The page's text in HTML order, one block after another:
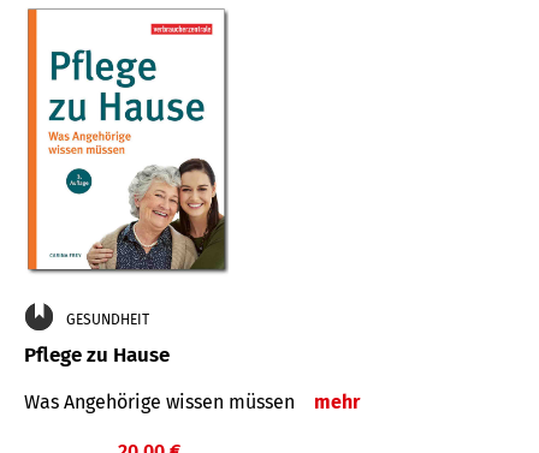
GESUNDHEIT
Pflege zu Hause
Was Angehörige wissen müssen mehr